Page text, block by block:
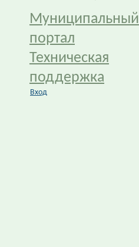
Муниципальный
портал
Техническая
поддержка
Вход